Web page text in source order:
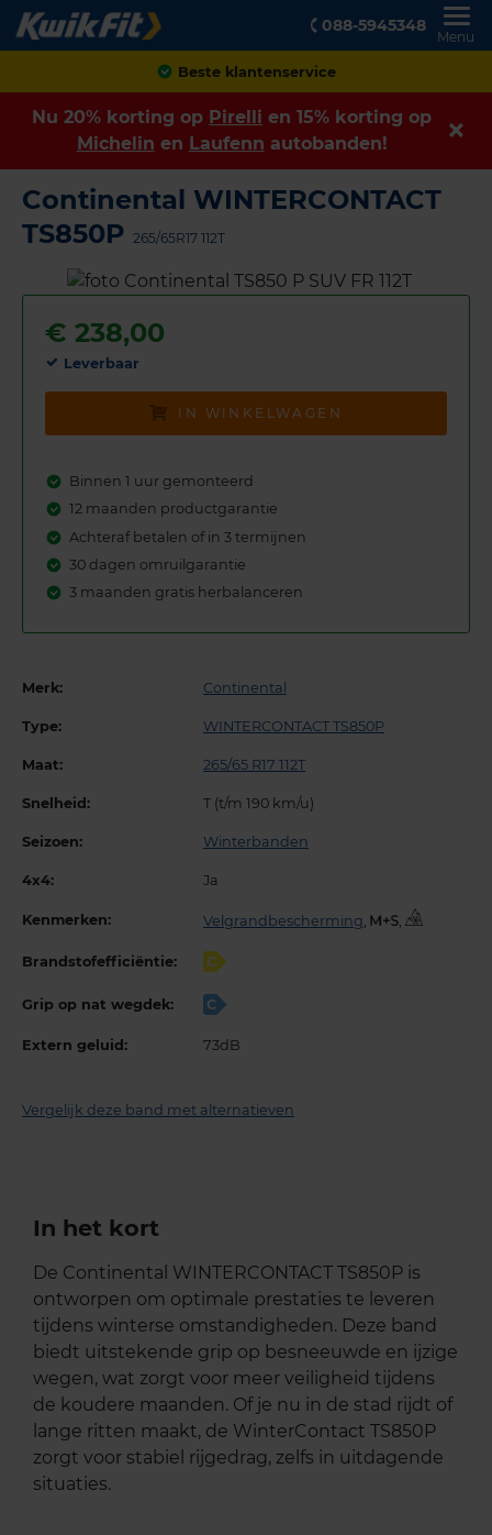
088-5945348
Menu
Beste klantenservice
Nu 20% korting op Pirelli en 15% korting op
Michelin en Laufenn autobanden!
Continental WINTERCONTACT
TS850P 265/65R17 112T
€ 238,00
Leverbaar
IN WINKELWAGEN
Binnen 1 uur gemonteerd
12 maanden productgarantie
Achteraf betalen of in 3 termijnen
30 dagen omruilgarantie
3 maanden gratis herbalanceren
Merk: Continental
Type: WINTERCONTACT TS850P
Maat: 265/65 R17 112T
Snelheid: T (t/m 190 km/u)
Seizoen: Winterbanden
4x4: Ja
Kenmerken: Velgrandbescherming ,
Brandstofefficiëntie: C
Grip op nat wegdek: C
Extern geluid: 73dB
Vergelijk deze band met alternatieven
In het kort
De Continental WINTERCONTACT TS850P is
ontworpen om optimale prestaties te leveren
tijdens winterse omstandigheden. Deze band
biedt uitstekende grip op besneeuwde en ijzige
wegen, wat zorgt voor meer veiligheid tijdens
de koudere maanden. Of je nu in de stad rijdt of
lange ritten maakt, de WinterContact TS850P
zorgt voor stabiel rijgedrag, zelfs in uitdagende
situaties.